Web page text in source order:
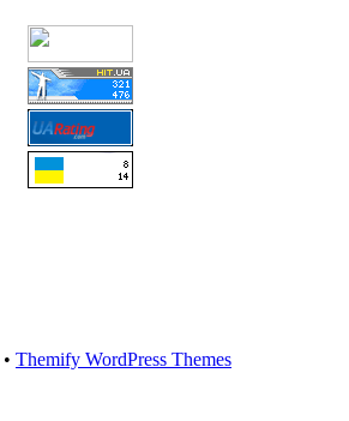
• Themify WordPress Themes